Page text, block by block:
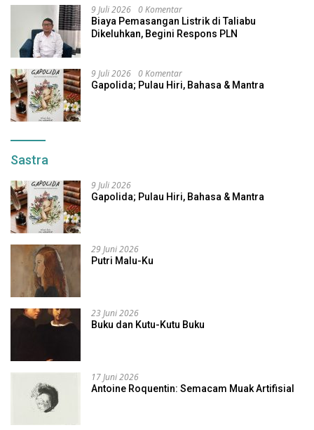
9 Juli 2026 0 Komentar
Biaya Pemasangan Listrik di Taliabu
Dikeluhkan, Begini Respons PLN
9 Juli 2026 0 Komentar
Gapolida; Pulau Hiri, Bahasa & Mantra
Sastra
9 Juli 2026
Gapolida; Pulau Hiri, Bahasa & Mantra
29 Juni 2026
Putri Malu-Ku
23 Juni 2026
Buku dan Kutu-Kutu Buku
17 Juni 2026
Antoine Roquentin: Semacam Muak Artifisial